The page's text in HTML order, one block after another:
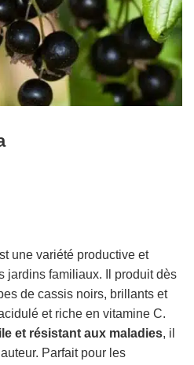
une variété productive et
jardins familiaux. Il produit dès
de cassis noirs, brillants et
et riche en vitamine C.
et résistant aux maladies, il
Parfait pour les